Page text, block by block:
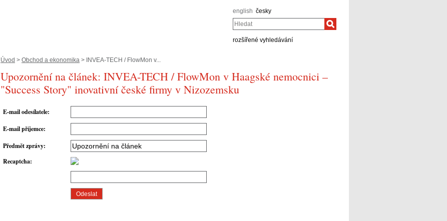
english česky
Hledat
rozšířené vyhledávání
Úvod > Obchod a ekonomika > INVEA-TECH / FlowMon v...
Upozornění na článek: INVEA-TECH / FlowMon v Haagské nemocnici –
"Success Story" inovativní české firmy v Nizozemsku
E-mail odesílatele:
E-mail příjemce:
Předmět zprávy:
Recaptcha: